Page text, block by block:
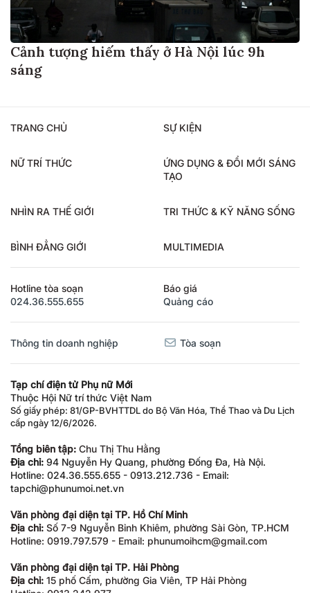
Cảnh tượng hiếm thấy ở Hà Nội lúc 9h
sáng
TRANG CHỦ SỰ KIỆN
NỮ TRÍ THỨC
ỨNG DỤNG & ĐỔI MỚI SÁNG
TẠO
NHÌN RA THẾ GIỚI TRI THỨC & KỸ NĂNG SỐNG
BÌNH ĐẲNG GIỚI MULTIMEDIA
Hotline tòa soạn
024.36.555.655
Báo giá
Quảng cáo
Thông tin doanh nghiệp Tòa soạn
Tạp chí điện tử Phụ nữ Mới
Thuộc Hội Nữ trí thức Việt Nam
Số giấy phép: 81/GP-BVHTTDL do Bộ Văn Hóa, Thể Thao và Du Lịch
cấp ngày 12/6/2026.
Tổng biên tập: Chu Thị Thu Hằng
Địa chỉ: 94 Nguyễn Hy Quang, phường Đống Đa, Hà Nội.
Hotline: 024.36.555.655 - 0913.212.736 - Email:
tapchi@phunumoi.net.vn
Văn phòng đại diện tại TP. Hồ Chí Minh
Địa chỉ: Số 7-9 Nguyễn Bỉnh Khiêm, phường Sài Gòn, TP.HCM
Hotline: 0919.797.579 - Email: phunumoihcm@gmail.com
Văn phòng đại diện tại TP. Hải Phòng
Địa chỉ: 15 phố Cấm, phường Gia Viên, TP Hải Phòng